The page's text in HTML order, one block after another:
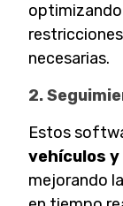
necesarias.
2.
Estos
vehículos
mejorando